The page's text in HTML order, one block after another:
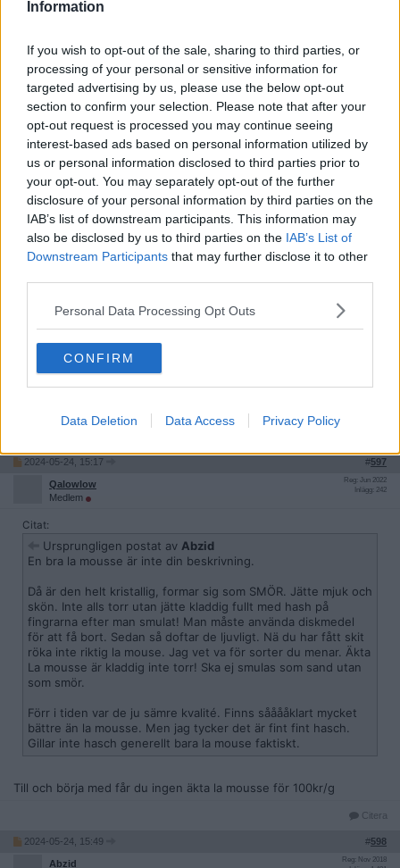
Information
If you wish to opt-out of the sale, sharing to third parties, or
processing of your personal or sensitive information for
targeted advertising by us, please use the below opt-out
section to confirm your selection. Please note that after your
opt-out request is processed you may continue seeing
interest-based ads based on personal information utilized by
us or personal information disclosed to third parties prior to
your opt-out. You may separately opt-out of the further
disclosure of your personal information by third parties on the
IAB’s list of downstream participants. This information may
also be disclosed by us to third parties on the IAB’s List of
Downstream Participants that may further disclose it to other
Personal Data Processing Opt Outs
CONFIRM
Data Deletion Data Access Privacy Policy
2024-05-24, 14:29
Abzid
Medlem
Citat:
Ursprungligen postat av
skurresnurre
Hur kan ni gilla lamousse? Sämsta som hänt svenska
marknaden ju. Skit tråkiga sorter varav alla känns som samma
skit. Formar sig inte ens som hasch ska. Känns som det är
dom här torra, ljusa, hårda sorterna som fanns förr som dom
nu gör på nåt nytt sätt
En bra la mousse är inte din beskrivning.
skön. Inte alls torr utan jätte kladdig fullt med hash på fingrarna
efter man smulat! Man måste använda diskmedel för att få bort.
Sedan så doftar de ljuvligt. Nä du har fått skit röka inte riktig la
mouse. Jag vet va för sorter du menar. Äkta La mousse är kladdig
inte torr! Ska ej smulas som sand utan som smör.
Förr i tiden var de ju sämre kvalité. Finns sååååklart mycket bättre
2024-05-24, 15:17 #597
Qalowlow
Medlem
Reg: Jun 2022
Inlägg: 242
Citat:
Ursprungligen postat av Abzid
En bra la mousse är inte din beskrivning.
Då är den helt kristallig, formar sig som SMÖR. Jätte mjuk och
skön. Inte alls torr utan jätte kladdig fullt med hash på
fingrarna efter man smulat! Man måste använda diskmedel
för att få bort. Sedan så doftar de ljuvligt. Nä du har fått skit
röka inte riktig la mouse. Jag vet va för sorter du menar. Äkta
La mousse är kladdig inte torr! Ska ej smulas som sand utan
som smör.
Förr i tiden var de ju sämre kvalité. Finns sååååklart mycket
bättre än la mousse. Men jag tycker det är fint fint hasch.
Gillar inte hasch generellt bara la mouse faktiskt.
Till och börja med får du ingen äkta la mousse för 100kr/g
Citera
2024-05-24, 15:49 #598
Abzid
Reg: Nov 2018